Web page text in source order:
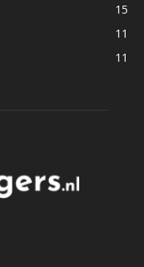
15
11
11